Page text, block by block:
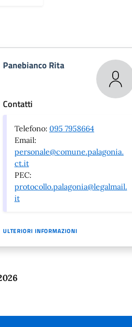
Panebianco Rita
Contatti
Telefono: 095 7958664
Email:
personale@comune.palagonia.
ct.it
PEC:
protocollo.palagonia@legalmail.
it
ULTERIORI INFORMAZIONI